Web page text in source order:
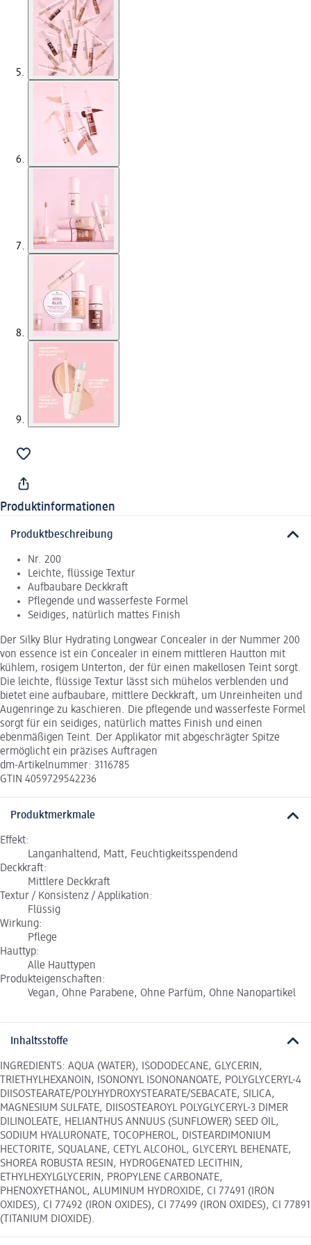
Produktinformationen
Produktbeschreibung
Nr. 200
Leichte, flüssige Textur
Aufbaubare Deckkraft
Pflegende und wasserfeste Formel
Seidiges, natürlich mattes Finish
Der Silky Blur Hydrating Longwear Concealer in der Nummer 200
von essence ist ein Concealer in einem mittleren Hautton mit
kühlem, rosigem Unterton, der für einen makellosen Teint sorgt.
Die leichte, flüssige Textur lässt sich mühelos verblenden und
bietet eine aufbaubare, mittlere Deckkraft, um Unreinheiten und
Augenringe zu kaschieren. Die pflegende und wasserfeste Formel
sorgt für ein seidiges, natürlich mattes Finish und einen
ebenmäßigen Teint. Der Applikator mit abgeschrägter Spitze
ermöglicht ein präzises Auftragen
dm-Artikelnummer: 3116785
GTIN 4059729542236
Produktmerkmale
Effekt:
Langanhaltend, Matt, Feuchtigkeitsspendend
Deckkraft:
Mittlere Deckkraft
Textur / Konsistenz / Applikation:
Flüssig
Wirkung:
Pflege
Hauttyp:
Alle Hauttypen
Produkteigenschaften:
Vegan, Ohne Parabene, Ohne Parfüm, Ohne Nanopartikel
Inhaltsstoffe
INGREDIENTS: AQUA (WATER), ISODODECANE, GLYCERIN,
TRIETHYLHEXANOIN, ISONONYL ISONONANOATE, POLYGLYCERYL-4
DIISOSTEARATE/POLYHYDROXYSTEARATE/SEBACATE, SILICA,
MAGNESIUM SULFATE, DIISOSTEAROYL POLYGLYCERYL-3 DIMER
DILINOLEATE, HELIANTHUS ANNUUS (SUNFLOWER) SEED OIL,
SODIUM HYALURONATE, TOCOPHEROL, DISTEARDIMONIUM
HECTORITE, SQUALANE, CETYL ALCOHOL, GLYCERYL BEHENATE,
SHOREA ROBUSTA RESIN, HYDROGENATED LECITHIN,
ETHYLHEXYLGLYCERIN, PROPYLENE CARBONATE,
PHENOXYETHANOL, ALUMINUM HYDROXIDE, CI 77491 (IRON
OXIDES), CI 77492 (IRON OXIDES), CI 77499 (IRON OXIDES), CI 77891
(TITANIUM DIOXIDE).